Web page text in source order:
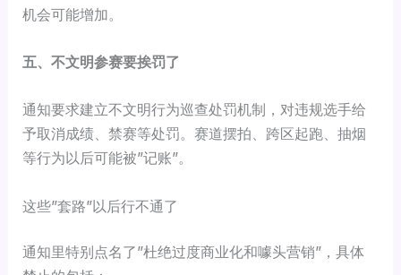
机会可能增加。
五、不文明参赛要挨罚了
通知要求建立不文明行为巡查处罚机制，对违规选手给
予取消成绩、禁赛等处罚。赛道摆拍、跨区起跑、抽烟
等行为以后可能被”记账”。
这些”套路”以后行不通了
通知里特别点名了”杜绝过度商业化和噱头营销”，具体